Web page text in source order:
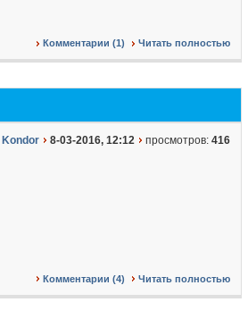
Комментарии (1) Читать полностью
Kondor 8-03-2016, 12:12 просмотров: 416
Комментарии (4) Читать полностью